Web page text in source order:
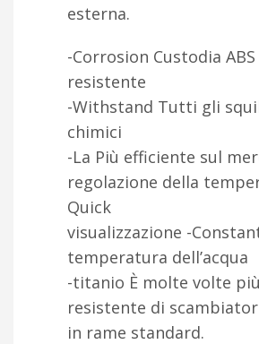
esterna.
-Corrosion Custodia ABS
resistente
-Withstand Tutti gli
chimici
-La Più efficiente sul
regolazione della
Quick
visualizzazione -
temperatura dell’acqua
-titanio È molte volte più
resistente di
in rame standard.